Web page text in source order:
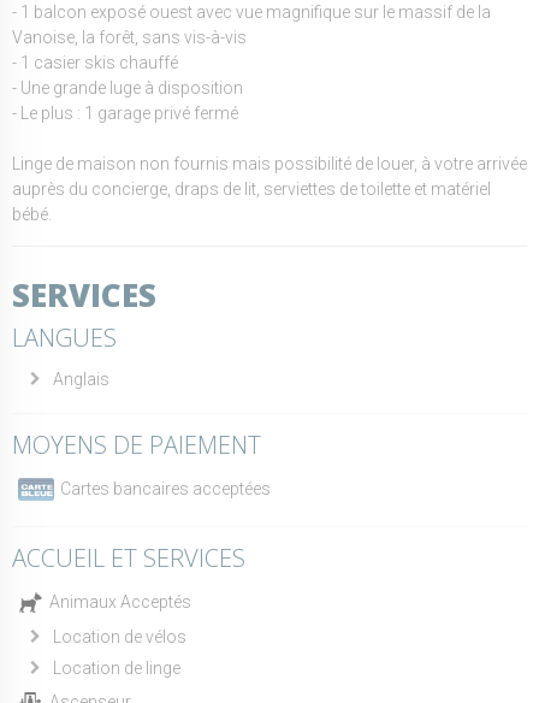
- 1 balcon exposé ouest avec vue magnifique sur le massif de la
Vanoise, la forêt, sans vis-à-vis
- 1 casier skis chauffé
- Une grande luge à disposition
- Le plus : 1 garage privé fermé
Linge de maison non fournis mais possibilité de louer, à votre arrivée
auprès du concierge, draps de lit, serviettes de toilette et matériel
bébé.
SERVICES
LANGUES
Anglais
MOYENS DE PAIEMENT
Cartes bancaires acceptées
ACCUEIL ET SERVICES
Animaux Acceptés
Location de vélos
Location de linge